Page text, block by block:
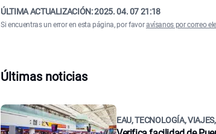
ÚLTIMA ACTUALIZACIÓN:2025. 04. 07 21:18
Si encuentras un error en esta página, por favoravísanos por correo
Últimas noticias
EAU, TECNOLOGÍA,